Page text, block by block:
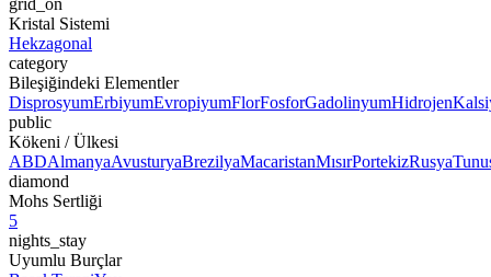
grid_on
Kristal Sistemi
Hekzagonal
category
Bileşiğindeki Elementler
DisprosyumErbiyumEvropiyumFlorFosforGadolinyumHidrojen
public
Kökeni / Ülkesi
ABDAlmanyaAvusturyaBrezilyaMacaristanMısırPortekizRusya
diamond
Mohs Sertliği
5
nights_stay
Uyumlu Burçlar